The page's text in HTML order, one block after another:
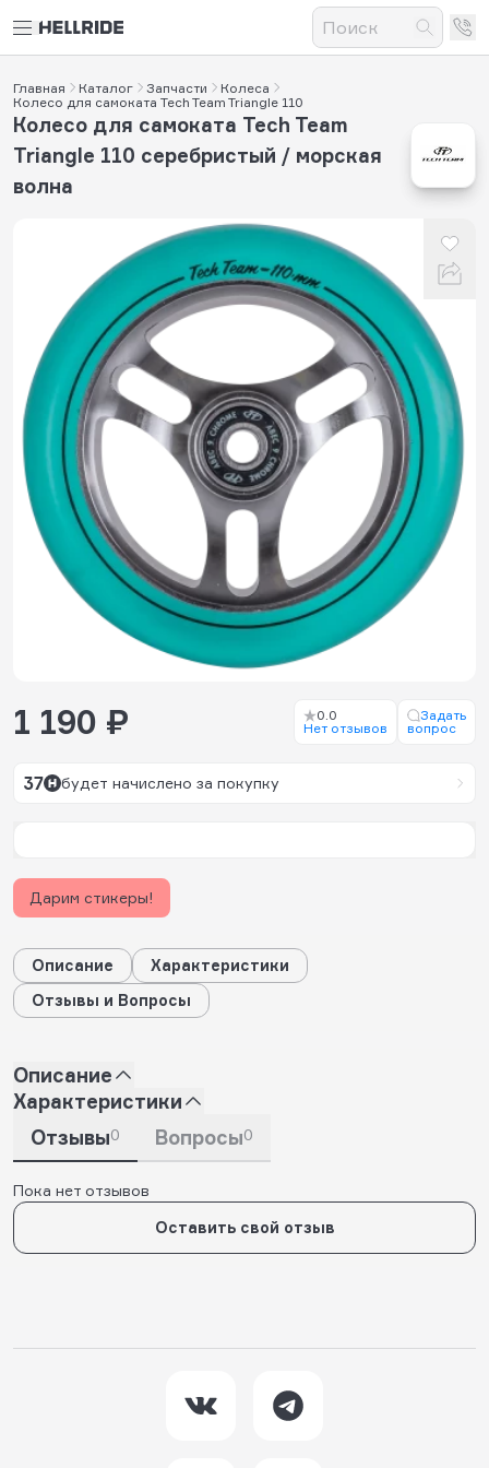
Главная Каталог Запчасти
Колеса
Колесо для самоката Tech Team Triangle 110
Колесо для самоката Tech Team
Triangle 110 серебристый / морская
волна
1 190 ₽
0.0
Нет отзывов
Задать
вопрос
37 будет начислено за покупку
Дарим стикеры!
Описание
Характеристики
Отзывы и Вопросы
Описание
Характеристики
Отзывы0 Вопросы0
Пока нет отзывов
Оставить свой отзыв